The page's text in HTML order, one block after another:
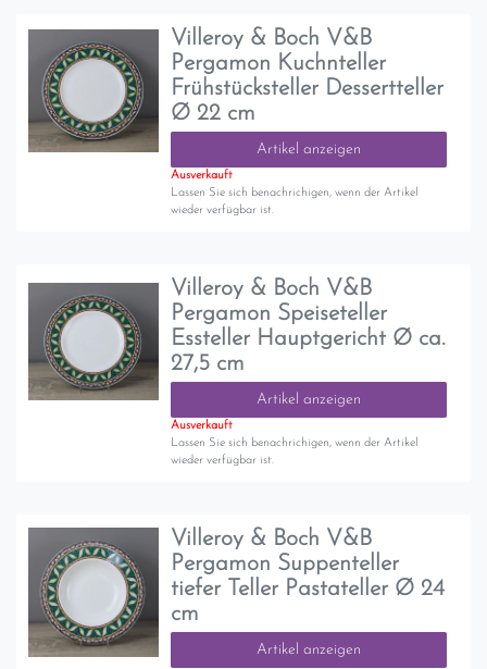
Villeroy & Boch V&B
Pergamon Kuchnteller
Frühstücksteller Dessertteller
Ø 22 cm
Artikel anzeigen
Ausverkauft
Lassen Sie sich benachrichigen, wenn der Artikel
wieder verfügbar ist.
Villeroy & Boch V&B
Pergamon Speiseteller
Essteller Hauptgericht Ø ca.
27,5 cm
Artikel anzeigen
Ausverkauft
Lassen Sie sich benachrichigen, wenn der Artikel
wieder verfügbar ist.
Villeroy & Boch V&B
Pergamon Suppenteller
tiefer Teller Pastateller Ø 24
cm
Artikel anzeigen